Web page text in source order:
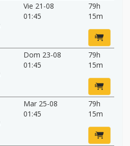
Vie 21-08
01:45
79h
15m
Dom 23-08
01:45
79h
15m
Mar 25-08
01:45
79h
15m